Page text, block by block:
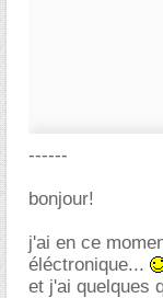
------
bonjour!
j'ai en ce
éléctronique...
et j'ai quelques